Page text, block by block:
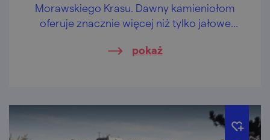
Morawskiego Krasu. Dawny kamieniołom
oferuje znacznie więcej niż tylko jałowe
pokaż